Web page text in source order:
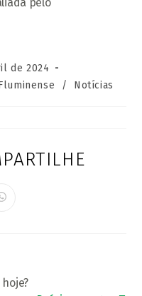
de 2024
/ Notícias
ESTE
Abre